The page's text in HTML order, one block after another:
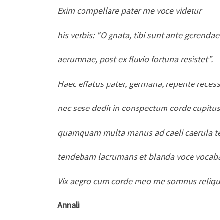
Exim compellare pater me voce videtur
his verbis: “O gnata, tibi sunt ante gerendae
aerumnae, post ex fluvio fortuna resistet”.
Haec effatus pater, germana, repente
nec sese dedit in conspectum corde
quamquam multa manus ad caeli caerula
tendebam lacrumans et blanda voce
Vix aegro cum corde meo me somnus
Annali